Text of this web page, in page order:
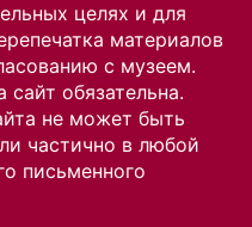
целях и для
материалов
с музеем.
обязательна.
не может быть
частично в любой
письменного